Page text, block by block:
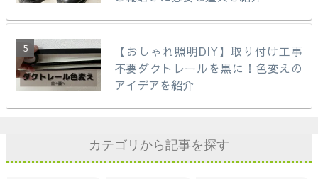
【おしゃれ照明DIY】取り付け工事
不要ダクトレールを黒に！色変えの
アイデアを紹介
カテゴリから記事を探す